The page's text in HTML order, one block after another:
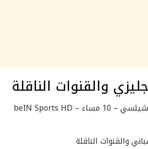
والقنوات الناقلة
كريستال بالاس X تشيلسي – 10 مساء – beIN Sports HD
والقنوات الناقلة